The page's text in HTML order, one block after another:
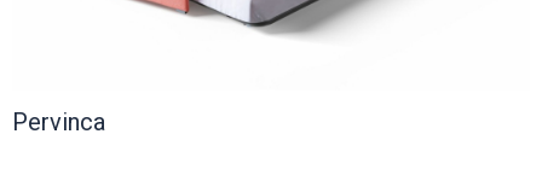
Pervinca